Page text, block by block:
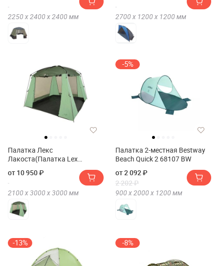
2250 х2400 х2400 мм 2700 х 1200 х 1200 мм
Палатка Лекс
Лакоста(Палатка Lex
от 10 950 ₽
2100 х3000 х3000 мм
-5%
Палатка 2-местная Bestway
Beach Quick 2 68107 BW
от 2 092 ₽
2 202 ₽
900 х2000 х 1200 мм
-13% -8%